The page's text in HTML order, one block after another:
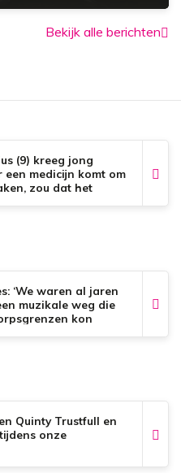
Bekijk alle berichten
(9) kreeg jong
een medicijn komt om
zou dat het
‘We waren al jaren
muzikale weg die
kon
Quinty Trustfull en
onze